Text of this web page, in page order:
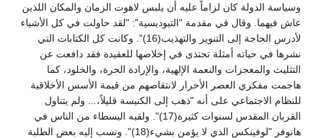
وسياسة الدولة كان لزاماً عليه أن يلبس لاهوت الزمان والمكان اللذين
عاش فيهما. وقال في مقدمة "التيوديسية": "لقد حاولت في كل الأشياء
لأدرس الحاجة إلى التنوير والتهذيب(16)". وكانت كل الكتابات التي
نشرها في حياته أمثلة تحتذى في إخلاصها للعقيدة فقد دافعت عن
التثليث والمعجزات والنعمة الإلهية، والإرادة الحرة، والخلود، كما
هاجمت مفكري العصر الأحرار لانتقاصهم من قيمة الأسس الأخلاقية
للنظام الاجتماعي على أنه "ذهب إلى الكنيسة قليلاً،... ولم يتناول
القربان المقدس لسنوات كثيرة(17)". ولقبه البسطاء من الناس في
هانوفر "لوفينكس الذي لا يؤمن بشيء(18)". ونسب إليه بعض الطلبة